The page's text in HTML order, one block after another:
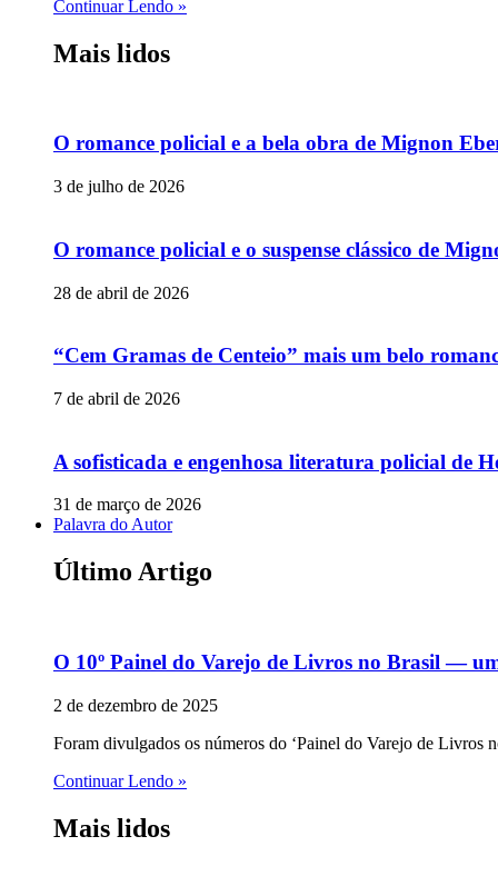
Continuar Lendo »
Mais lidos
O romance policial e a bela obra de Mignon
3 de julho de 2026
O romance policial e o suspense clássico de
28 de abril de 2026
“Cem Gramas de Centeio” mais um belo
7 de abril de 2026
A sofisticada e engenhosa literatura policial de
31 de março de 2026
Palavra do Autor
Último Artigo
O 10º Painel do Varejo de Livros no Brasil —
2 de dezembro de 2025
Foram divulgados os números do ‘Painel do Varejo de Livros
Continuar Lendo »
Mais lidos